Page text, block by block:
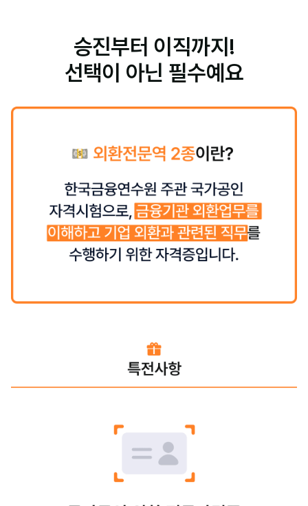
승진부터 이직까지!
선택이 아닌 필수예요